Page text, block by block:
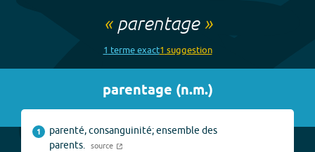
« parentage»
1 termeexact1 suggestion
parentage (n.m.)
1
parenté, consanguinité; ensemble des
parents.
source